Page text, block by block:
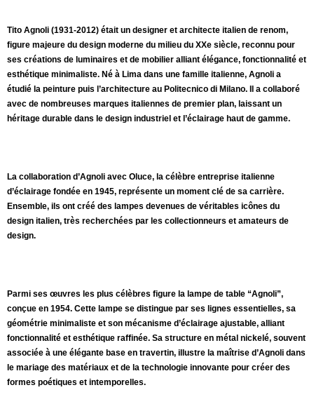
Tito Agnoli (1931‑2012) était un designer et architecte italien de renom,
figure majeure du design moderne du milieu du XXe siècle, reconnu pour
ses créations de luminaires et de mobilier alliant élégance, fonctionnalité et
esthétique minimaliste. Né à Lima dans une famille italienne, Agnoli a
étudié la peinture puis l’architecture au Politecnico di Milano. Il a collaboré
avec de nombreuses marques italiennes de premier plan, laissant un
héritage durable dans le design industriel et l’éclairage haut de gamme.
La collaboration d’Agnoli avec Oluce, la célèbre entreprise italienne
d’éclairage fondée en 1945, représente un moment clé de sa carrière.
Ensemble, ils ont créé des lampes devenues de véritables icônes du
design italien, très recherchées par les collectionneurs et amateurs de
design.
Parmi ses œuvres les plus célèbres figure la lampe de table “Agnoli”,
conçue en 1954. Cette lampe se distingue par ses lignes essentielles, sa
géométrie minimaliste et son mécanisme d’éclairage ajustable, alliant
fonctionnalité et esthétique raffinée. Sa structure en métal nickelé, souvent
associée à une élégante base en travertin, illustre la maîtrise d’Agnoli dans
le mariage des matériaux et de la technologie innovante pour créer des
formes poétiques et intemporelles.